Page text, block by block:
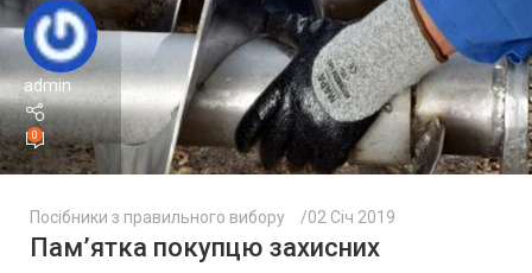
admin
0
Посібники з правильного вибору 02 Січ 2019
Пам’ятка покупцю захисних